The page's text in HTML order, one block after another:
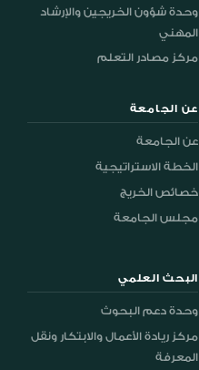
وحدة شؤون الخريجين والإرشاد
المهني
مركز مصادر التعلم
عن الجامعة
عن الجامعة
الخطة الاستراتيجية
خصائص الخريج
مجلس الجامعة
البحث العلمي
وحدة دعم البحوث
مركز ريادة الأعمال والابتكار ونقل
المعرفة